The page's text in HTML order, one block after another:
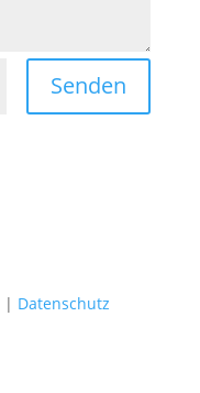
Senden
| Datenschutz